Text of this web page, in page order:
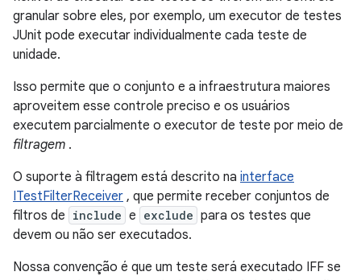
granular sobre eles, por exemplo, um executor de testes
JUnit pode executar individualmente cada teste de
unidade.
Isso permite que o conjunto e a infraestrutura maiores
aproveitem esse controle preciso e os usuários
executem parcialmente o executor de teste por meio de
filtragem .
O suporte à filtragem está descrito na interface
ITestFilterReceiver , que permite receber conjuntos de
filtros de include e exclude para os testes que
devem ou não ser executados.
Nossa convenção é que um teste será executado IFF se